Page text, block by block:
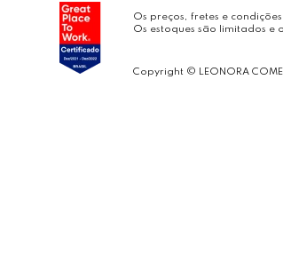
Os preços, fretes e
Os estoques são limitados e
Copyright © LEONORA